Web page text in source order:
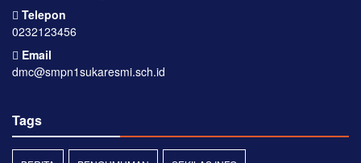
Telepon
0232123456
Email
dmc@smpn1sukaresmi.sch.id
Tags